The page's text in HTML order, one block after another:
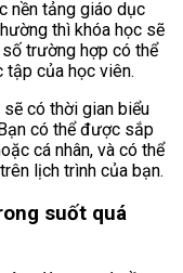
nền tảng giáo dục
thì khóa học sẽ
trường hợp có thể
tập của học viên.
có thời gian biểu
có thể được sắp
cá nhân, và có thể
lịch trình của bạn.
suốt quá